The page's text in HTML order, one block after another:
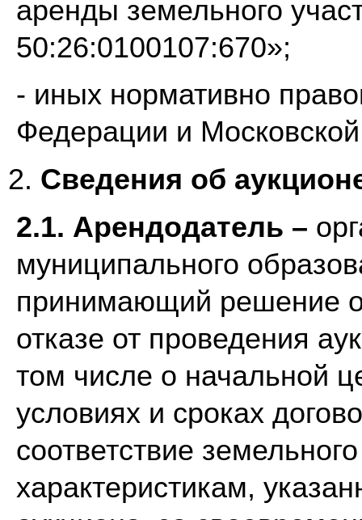
аренды земельного
50:26:0100107:670»;
- иных нормативно
Федерации и
Сведения об
2.1. Арендодатель –
муниципального
принимающий решение
отказе от проведения
том числе о начальной
условиях и сроках
соответствие
характеристикам,